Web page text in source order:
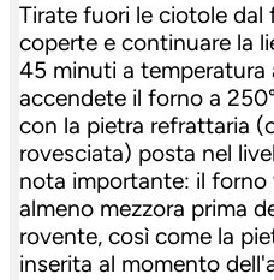
Tirate fuori le ciotole dal
coperte e continuare la
45 minuti a
accendete il forno a
con la pietra refrattaria
rovesciata) posta nel
nota importante: il forno
almeno mezzora prima
rovente, così come la
inserita al momento